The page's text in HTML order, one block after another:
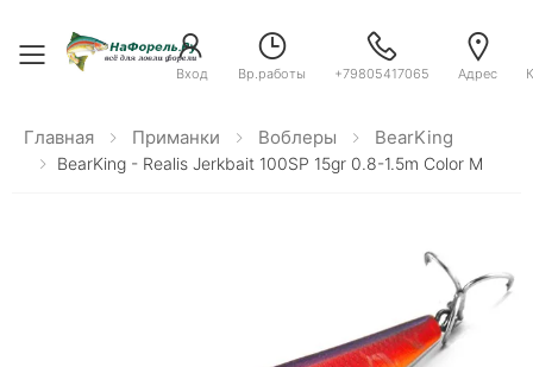
Toggle menu
Вход Вр.работы +79805417065 Адрес
Главная Приманки Воблеры BearKing
BearKing - Realis Jerkbait 100SP 15gr 0.8-1.5m Color M